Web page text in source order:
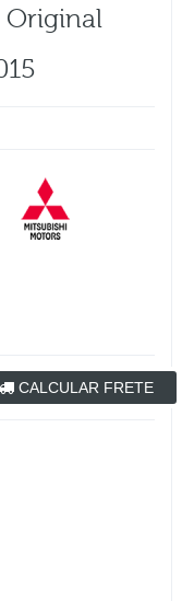
Original
CALCULAR FRETE